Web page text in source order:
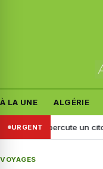
À LA UNE ALGÉRIE
URGENT
il percute un citoyen qui
VOYAGES